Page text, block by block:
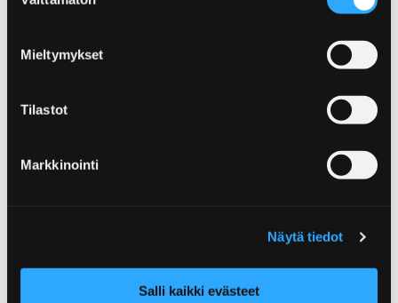
Mieltymykset
Tilastot
Markkinointi
Näytä tiedot
Salli kaikki evästeet